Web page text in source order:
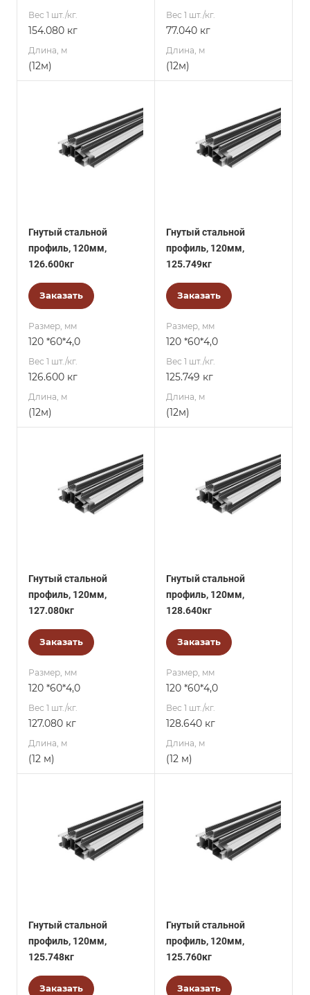
Вес 1 шт./кг.
154.080 кг
Длина, м
(12м)
Вес 1 шт./кг.
77.040 кг
Длина, м
(12м)
Гнутый стальной
профиль, 120мм,
126.600кг
Заказать
Размер, мм
120 *60*4,0
Вес 1 шт./кг.
126.600 кг
Длина, м
(12м)
Гнутый стальной
профиль, 120мм,
125.749кг
Заказать
Размер, мм
120 *60*4,0
Вес 1 шт./кг.
125.749 кг
Длина, м
(12м)
Гнутый стальной
профиль, 120мм,
127.080кг
Заказать
Размер, мм
120 *60*4,0
Вес 1 шт./кг.
127.080 кг
Длина, м
(12 м)
Гнутый стальной
профиль, 120мм,
128.640кг
Заказать
Размер, мм
120 *60*4,0
Вес 1 шт./кг.
128.640 кг
Длина, м
(12 м)
Гнутый стальной
профиль, 120мм,
125.748кг
Заказать
Гнутый стальной
профиль, 120мм,
125.760кг
Заказать